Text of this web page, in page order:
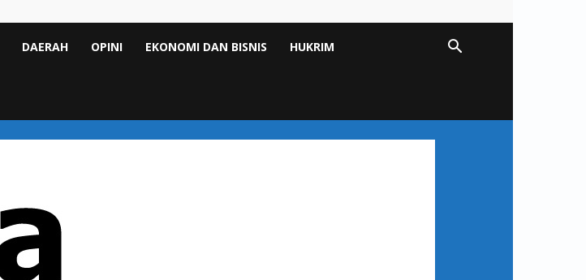
DAERAH OPINI EKONOMI DAN BISNIS HUKRIM